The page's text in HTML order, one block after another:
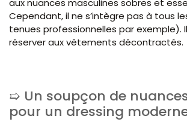
aux nuances masculines sobres et
Cependant, il ne s’intègre pas à tous
tenues professionnelles par exemple).
réserver aux vêtements décontractés.
Un soupçon de
pour un dressing